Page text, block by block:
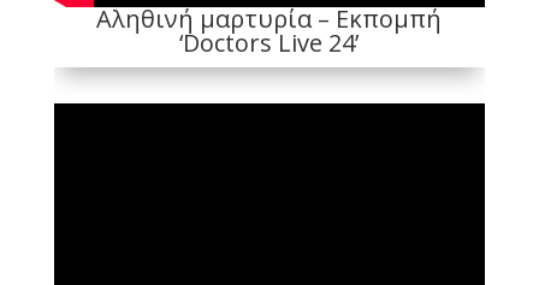
Αληθινή μαρτυρία – Εκπομπή
‘Doctors Live 24’